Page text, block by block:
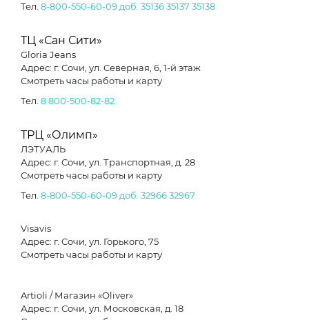
Тел. 8-800-550-60-09 доб. 3513635137 35138
ТЦ «Сан Сити»
Gloria Jeans
Адрес: г. Сочи, ул. Северная, 6, 1-й этаж
Смотреть часы работы и карту
Тел. 8 800-500-82-82
ТРЦ «Олимп»
ЛЭТУАЛЬ
Адрес: г. Сочи, ул. Транспортная, д. 28
Смотреть часы работы и карту
Тел. 8-800-550-60-09 доб. 3296632967
Visavis
Адрес: г. Сочи, ул. Горького, 75
Смотреть часы работы и карту
Artioli / Магазин «Oliver»
Адрес: г. Сочи, ул. Московская, д. 18